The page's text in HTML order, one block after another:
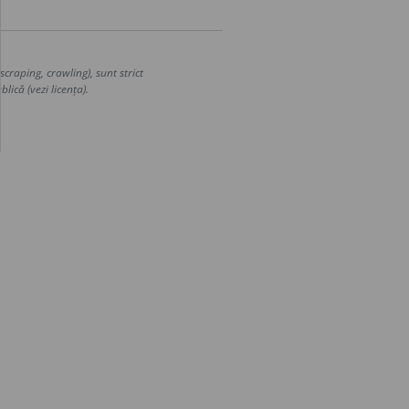
crawling), sunt strict
(vezi licența).